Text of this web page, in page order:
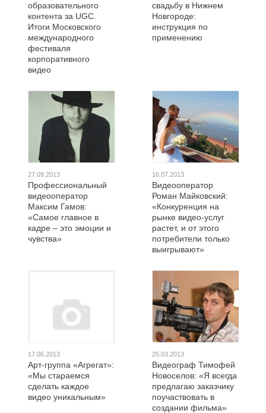
образовательного
контента за UGC.
Итоги Московского
международного
фестиваля
корпоративного
видео
свадьбу в Нижнем
Новгороде:
инструкция по
применению
27.09.2013
Профессиональный
видеооператор
Максим Гамов:
«Самое главное в
кадре – это эмоции и
чувства»
16.07.2013
Видеооператор
Роман Майковский:
«Конкуренция на
рынке видео-услуг
растет, и от этого
потребители только
выигрывают»
17.06.2013
Арт-группа «Агрегат»:
«Мы стараемся
сделать каждое
видео уникальным»
25.03.2013
Видеограф Тимофей
Новоселов: «Я всегда
предлагаю заказчику
поучаствовать в
создании фильма»